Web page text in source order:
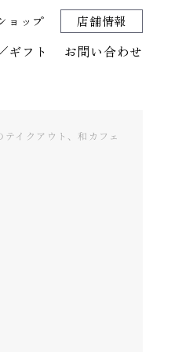
イクアウト、和カフェ
ョップ 店舗情報
ギフト お問い合わせ